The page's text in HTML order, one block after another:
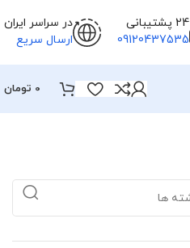
24 پشتیبانی
09120437535
در سراسر ایران
ارسال سریع
0 تومان